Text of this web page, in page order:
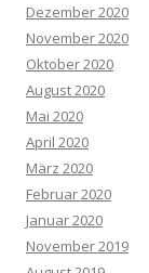
Dezember 2020
November 2020
Oktober 2020
August 2020
Mai 2020
April 2020
März 2020
Februar 2020
Januar 2020
November 2019